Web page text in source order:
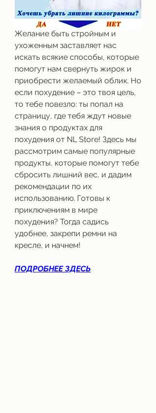
Желание быть стройным и
ухоженным заставляет нас
искать всякие способы, которые
помогут нам свернуть жирок и
приобрести желаемый облик. Но
если похудение – это твоя цель,
то тебе повезло: ты попал на
страницу, где тебя ждут новые
знания о продуктах для
похудения от NL Store! Здесь мы
рассмотрим самые популярные
продукты, которые помогут тебе
сбросить лишний вес, и дадим
рекомендации по их
использованию. Готовы к
приключениям в мире
похудения? Тогда садись
удобнее, закрепи ремни на
кресле, и начнем!
ПОДРОБНЕЕ ЗДЕСЬ